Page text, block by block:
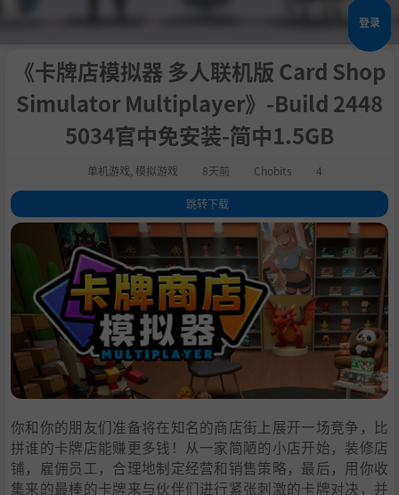
登录
《卡牌店模拟器 多人联机版 Card Shop
Simulator Multiplayer》-Build 2448
5034官中免安装-简中1.5GB
单机游戏 模拟游戏 8天前 Chobits 4
跳转下载
1.关于此游戏
系统需求
支持作者
学习
你和你的朋友们准备将在知名的商店街上展开一场竞争，比
拼谁的卡牌店能赚更多钱！从一家简陋的小店开始，装修店
铺，雇佣员工，合理地制定经营和销售策略，最后，用你收
集来的最棒的卡牌来与伙伴们进行紧张刺激的卡牌对决，并